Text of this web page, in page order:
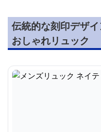
伝統的な刻印デザ
おしゃれリュック